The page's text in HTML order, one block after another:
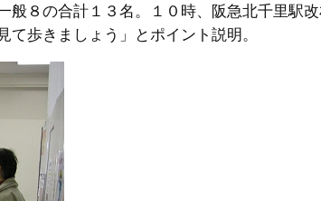
８の合計１３名。１０時、阪急北千里駅
歩きましょう」とポイント説明。